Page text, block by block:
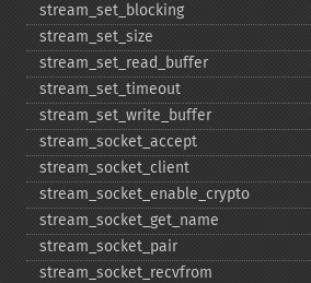
stream_​set_​blocking
stream_​set_​size
stream_​set_​read_​buffer
stream_​set_​timeout
stream_​set_​write_​buffer
stream_​socket_​accept
stream_​socket_​client
stream_​socket_​enable_​crypto
stream_​socket_​get_​name
stream_​socket_​pair
stream_​socket_​recvfrom